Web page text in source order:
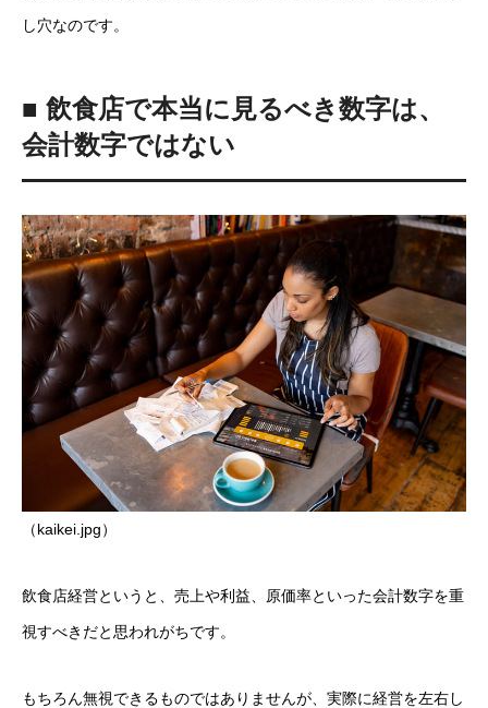
し穴なのです。
■ 飲食店で本当に見るべき数字は、
会計数字ではない
（kaikei.jpg）
飲食店経営というと、売上や利益、原価率といった会計数字を重
視すべきだと思われがちです。
もちろん無視できるものではありませんが、実際に経営を左右し